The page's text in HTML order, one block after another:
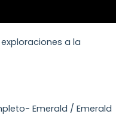
a la
Emerald / Emerald